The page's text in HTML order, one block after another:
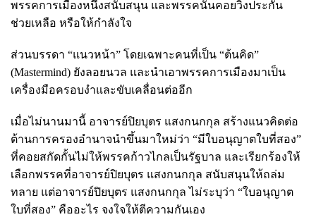
พรรคการเมืองหนึ่งสนับสนุน และพรรคนั้นคอยวิ่งประกัน
ช่วยเหลือ หรือให้กำลังใจ
ส่วนบรรดา “แนวหน้า” โดยเฉพาะคนที่เป็น “ต้นคิด”
(Mastermind) ยังลอยนวล และนำเอาพรรคการเมืองมาเป็น
เครื่องมือครอบงำและขับเคลื่อนต่ออีก
เมื่อไม่นานมานี้ อาจารย์ปิยบุตร แสงกนกกุล สร้างแนวคิดต่อ
ต้านการครองอำนาจนำขึ้นมาใหม่ว่า “มีใบอนุญาตใบที่สอง”
ที่คอยสกัดกั้นไม่ให้พรรคก้าวไกลเป็นรัฐบาล และเรียกร้องให้
เลือกพรรคที่อาจารย์ปิยบุตร แสงกนกกุล สนับสนุนให้ถล่ม
ทลาย แต่อาจารย์ปิยบุตร แสงกนกกุล ไม่ระบุว่า “ใบอนุญาต
ใบที่สอง” คืออะไร จงใจให้ตีความกันเอง